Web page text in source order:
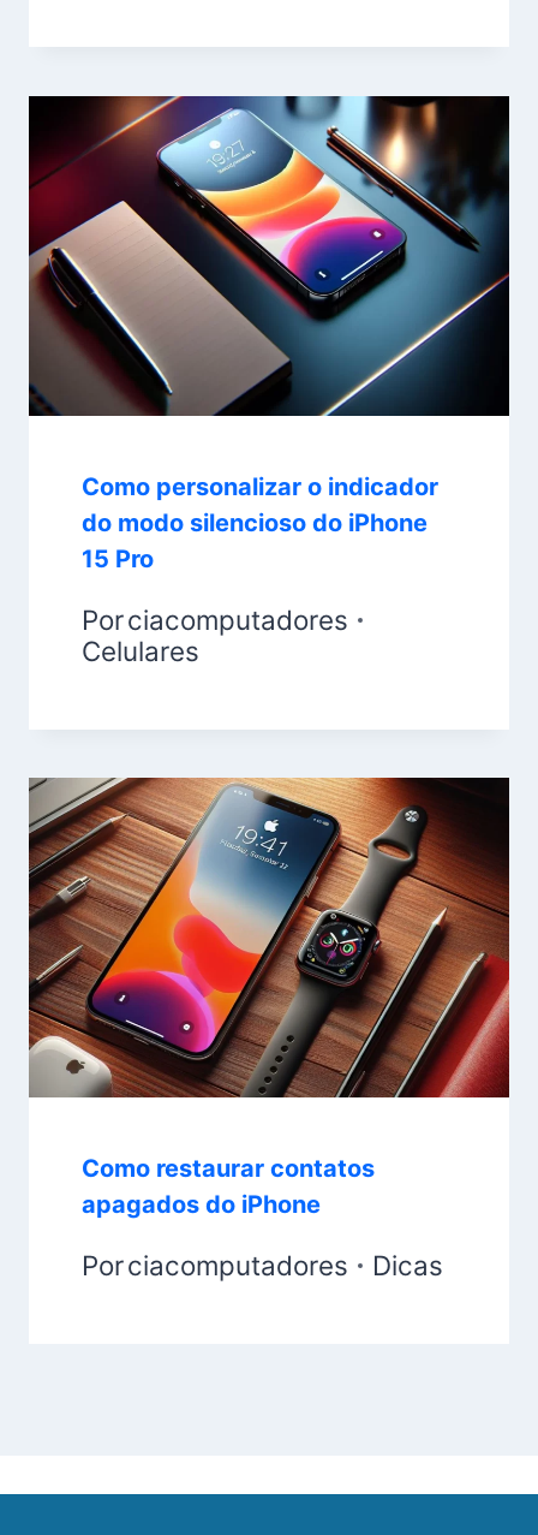
Como personalizar o indicador
do modo silencioso do iPhone
15 Pro
Porciacomputadores
Celulares
Como restaurar contatos
apagados do iPhone
Porciacomputadores Dicas